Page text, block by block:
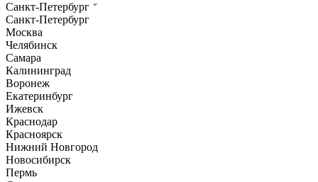
Санкт-Петербург
Санкт-Петербург
Москва
Челябинск
Самара
Калининград
Воронеж
Екатеринбург
Ижевск
Краснодар
Красноярск
Нижний Новгород
Новосибирск
Пермь